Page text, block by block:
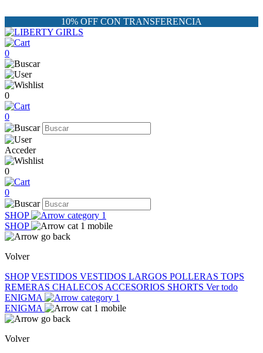
10% OFF CON TRANSFERENCIA
0
0
0
Acceder
0
0
SHOP
SHOP
Volver
SHOP VESTIDOS VESTIDOS LARGOS POLLERAS TOPS
REMERAS CHALECOS ACCESORIOS SHORTS Ver todo
ENIGMA
ENIGMA
Volver